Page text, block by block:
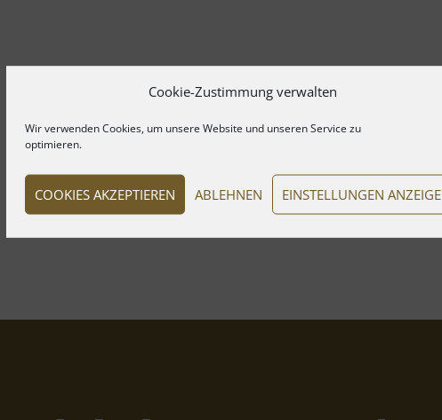
Cookie-Zustimmung verwalten
Wir verwenden Cookies, um unsere Website und unseren Service zu
optimieren.
COOKIES AKZEPTIEREN ABLEHNEN EINSTELLUNGEN